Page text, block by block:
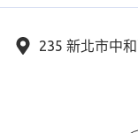
235 新北市中